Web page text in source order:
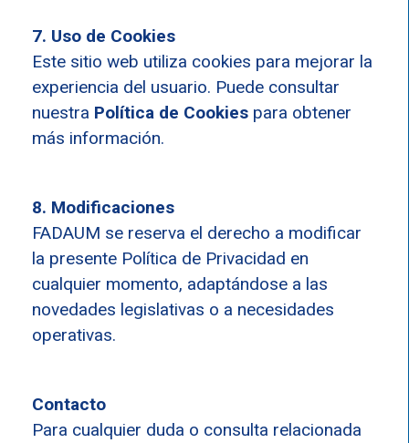
7. Uso de Cookies
Este sitio web utiliza cookies para mejorar la
experiencia del usuario. Puede consultar
nuestra Política de Cookies para obtener
más información.
8. Modificaciones
FADAUM se reserva el derecho a modificar
la presente Política de Privacidad en
cualquier momento, adaptándose a las
novedades legislativas o a necesidades
operativas.
Contacto
Para cualquier duda o consulta relacionada